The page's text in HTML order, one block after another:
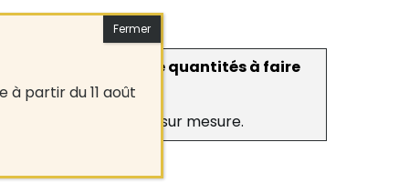
en terme de quantités à faire
entreprise ?
une commande sur mesure.
à partir du 11 août